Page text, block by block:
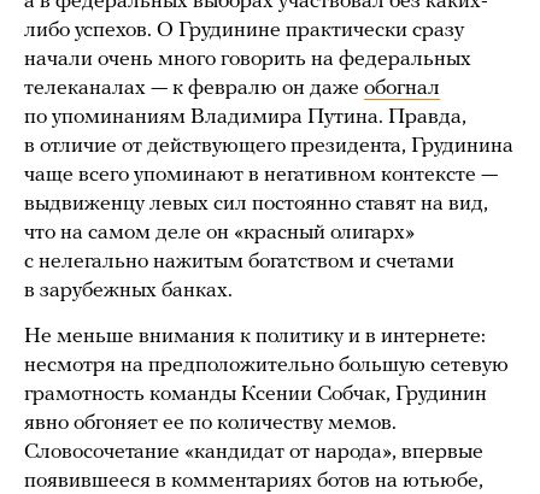
либо успехов. О Грудинине практически сразу
начали очень много говорить на федеральных
телеканалах — к февралю он даже обогнал
по упоминаниям Владимира Путина. Правда,
в отличие от действующего президента, Грудинина
чаще всего упоминают в негативном контексте —
выдвиженцу левых сил постоянно ставят на вид,
что на самом деле он «красный олигарх»
с нелегально нажитым богатством и счетами
в зарубежных банках.
Не меньше внимания к политику и в интернете:
несмотря на предположительно большую сетевую
грамотность команды Ксении Собчак, Грудинин
явно обгоняет ее по количеству мемов.
Словосочетание «кандидат от народа», впервые
появившееся в комментариях ботов на ютьюбе,